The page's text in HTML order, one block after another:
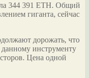
344 391 ETH. Общий
гиганта, сейчас
дорожать, что
данному инструменту
Цена одной